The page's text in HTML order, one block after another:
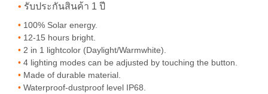
• รับประกันสินค้า 1 ปี
• 100% Solar energy.
• 12-15 hours bright.
• 2 in 1 lightcolor (Daylight/Warmwhite).
• 4 lighting modes can be adjusted by touching the button.
• Made of durable material.
• Waterproof-dustproof level IP68.